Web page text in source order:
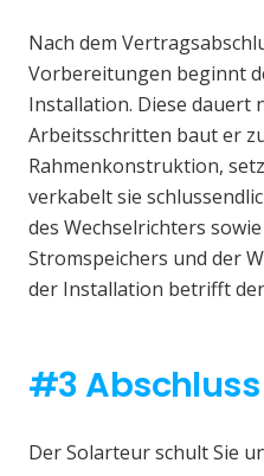
Nach dem
Vorbereitungen beginnt
Installation. Diese dauert
Arbeitsschritten baut er
Rahmenkonstruktion,
verkabelt sie
des Wechselrichters
Stromspeichers und der
der Installation betrifft
#3 Abschluss
Der Solarteur schult Sie